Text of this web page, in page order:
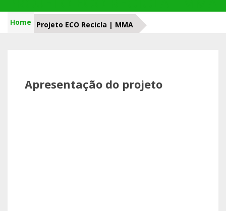
Home Projeto ECO Recicla | MMA
Apresentação do projeto